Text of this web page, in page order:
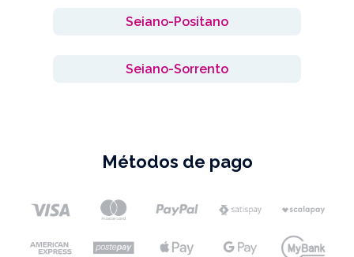
Seiano-Positano
Seiano-Sorrento
Métodos de pago